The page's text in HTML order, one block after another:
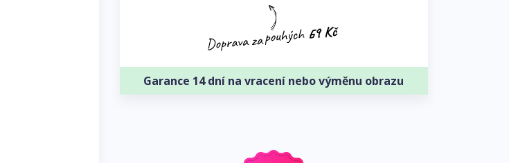
Garance 14 dní na vracení nebo výměnu obrazu